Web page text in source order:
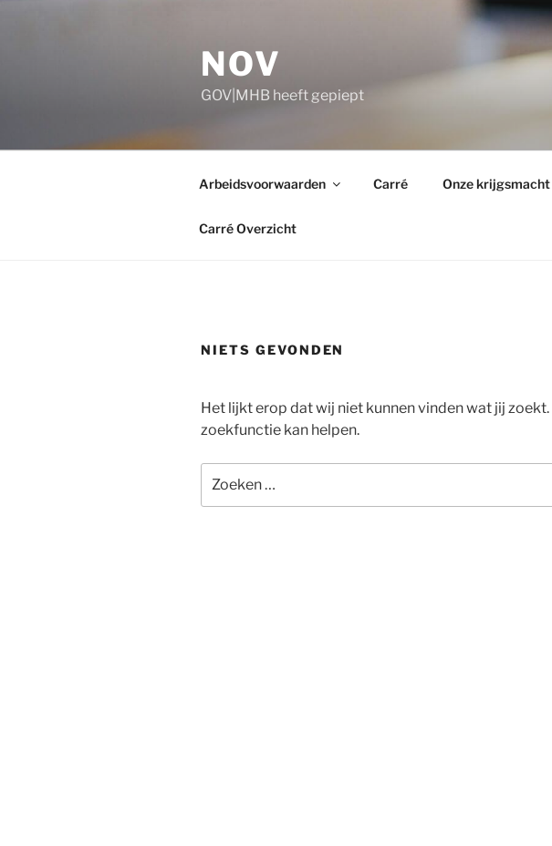
NOV
GOV|MHB heeft gepiept
Arbeidsvoorwaarden Carré Onze krijgsmacht
Carré Overzicht
NIETS GEVONDEN
Het lijkt erop dat wij niet kunnen vinden wat jij
zoekfunctie kan helpen.
naar: